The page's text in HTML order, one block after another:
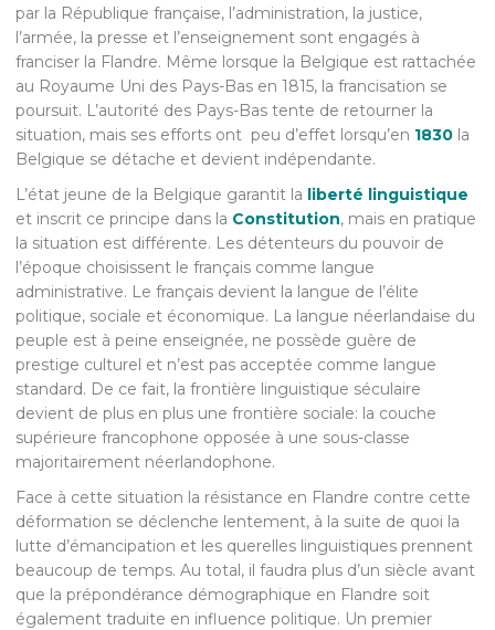
par la République française, l’administration, la justice,
l’armée, la presse et l’enseignement sont engagés à
franciser la Flandre. Même lorsque la Belgique est rattachée
au Royaume Uni des Pays-Bas en 1815, la francisation se
poursuit. L’autorité des Pays-Bas tente de retourner la
situation, mais ses efforts ont peu d’effet lorsqu’en 1830la
Belgique se détache et devient indépendante.
L’état jeune de la Belgique garantit la liberté linguistique
et inscrit ce principe dans la Constitution, mais en pratique
la situation est différente. Les détenteurs du pouvoir de
l’époque choisissent le français comme langue
administrative. Le français devient la langue de l’élite
politique, sociale et économique. La langue néerlandaise du
peuple est à peine enseignée, ne possède guère de
prestige culturel et n’est pas acceptée comme langue
standard. De ce fait, la frontière linguistique séculaire
devient de plus en plus une frontière sociale: la couche
supérieure francophone opposée à une sous-classe
majoritairement néerlandophone.
Face à cette situation la résistance en Flandre contre cette
déformation se déclenche lentement, à la suite de quoi la
lutte d’émancipation et les querelles linguistiques prennent
beaucoup de temps. Au total, il faudra plus d’un siècle avant
que la prépondérance démographique en Flandre soit
également traduite en influence politique. Un premier